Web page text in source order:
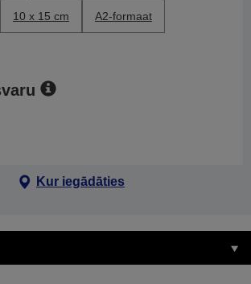
10 x 15 cm A2-formaat
Kur iegādāties